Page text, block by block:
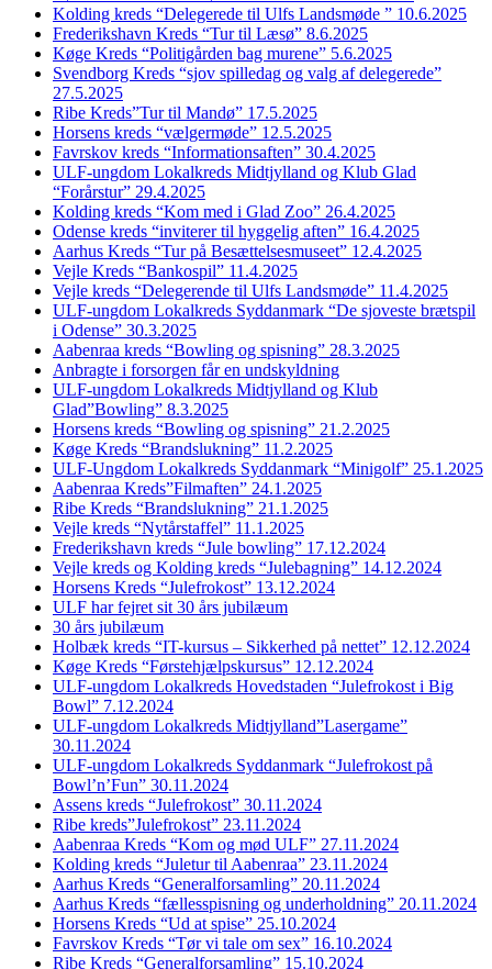
Kolding kreds “Delegerede til Ulfs Landsmøde ” 10.6.2025
Frederikshavn Kreds “Tur til Læsø” 8.6.2025
Køge Kreds “Politigården bag murene” 5.6.2025
Svendborg Kreds “sjov spilledag og valg af delegerede”
27.5.2025
Ribe Kreds”Tur til Mandø” 17.5.2025
Horsens kreds “vælgermøde” 12.5.2025
Favrskov kreds “Informationsaften” 30.4.2025
ULF-ungdom Lokalkreds Midtjylland og Klub Glad
“Forårstur” 29.4.2025
Kolding kreds “Kom med i Glad Zoo” 26.4.2025
Odense kreds “inviterer til hyggelig aften” 16.4.2025
Aarhus Kreds “Tur på Besættelsesmuseet” 12.4.2025
Vejle Kreds “Bankospil” 11.4.2025
Vejle kreds “Delegerende til Ulfs Landsmøde” 11.4.2025
ULF-ungdom Lokalkreds Syddanmark “De sjoveste brætspil
i Odense” 30.3.2025
Aabenraa kreds “Bowling og spisning” 28.3.2025
Anbragte i forsorgen får en undskyldning
ULF-ungdom Lokalkreds Midtjylland og Klub
Glad”Bowling” 8.3.2025
Horsens kreds “Bowling og spisning” 21.2.2025
Køge Kreds “Brandslukning” 11.2.2025
ULF-Ungdom Lokalkreds Syddanmark “Minigolf” 25.1.2025
Aabenraa Kreds”Filmaften” 24.1.2025
Ribe Kreds “Brandslukning” 21.1.2025
Vejle kreds “Nytårstaffel” 11.1.2025
Frederikshavn kreds “Jule bowling” 17.12.2024
Vejle kreds og Kolding kreds “Julebagning” 14.12.2024
Horsens Kreds “Julefrokost” 13.12.2024
ULF har fejret sit 30 års jubilæum
30 års jubilæum
Holbæk kreds “IT-kursus – Sikkerhed på nettet” 12.12.2024
Køge Kreds “Førstehjælpskursus” 12.12.2024
ULF-ungdom Lokalkreds Hovedstaden “Julefrokost i Big
Bowl” 7.12.2024
ULF-ungdom Lokalkreds Midtjylland”Lasergame”
30.11.2024
ULF-ungdom Lokalkreds Syddanmark “Julefrokost på
Bowl’n’Fun” 30.11.2024
Assens kreds “Julefrokost” 30.11.2024
Ribe kreds”Julefrokost” 23.11.2024
Aabenraa Kreds “Kom og mød ULF” 27.11.2024
Kolding kreds “Juletur til Aabenraa” 23.11.2024
Aarhus Kreds “Generalforsamling” 20.11.2024
Aarhus Kreds “fællesspisning og underholdning” 20.11.2024
Horsens Kreds “Ud at spise” 25.10.2024
Favrskov Kreds “Tør vi tale om sex” 16.10.2024
Ribe Kreds “Generalforsamling” 15.10.2024